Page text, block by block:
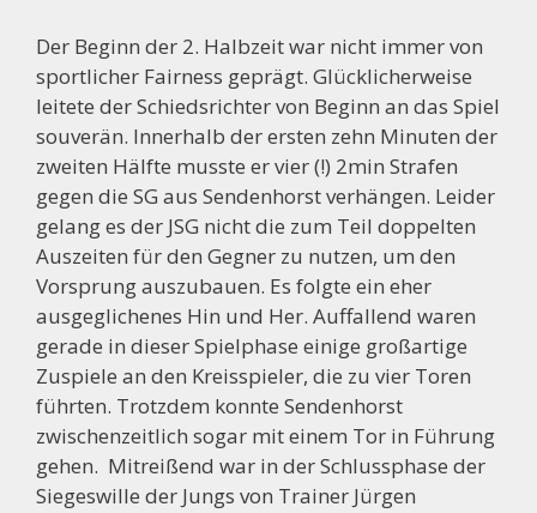
Der Beginn der 2. Halbzeit war nicht immer von
sportlicher Fairness geprägt. Glücklicherweise
leitete der Schiedsrichter von Beginn an das Spiel
souverän. Innerhalb der ersten zehn Minuten der
zweiten Hälfte musste er vier (!) 2min Strafen
gegen die SG aus Sendenhorst verhängen. Leider
gelang es der JSG nicht die zum Teil doppelten
Auszeiten für den Gegner zu nutzen, um den
Vorsprung auszubauen. Es folgte ein eher
ausgeglichenes Hin und Her. Auffallend waren
gerade in dieser Spielphase einige großartige
Zuspiele an den Kreisspieler, die zu vier Toren
führten. Trotzdem konnte Sendenhorst
zwischenzeitlich sogar mit einem Tor in Führung
gehen. Mitreißend war in der Schlussphase der
Siegeswille der Jungs von Trainer Jürgen